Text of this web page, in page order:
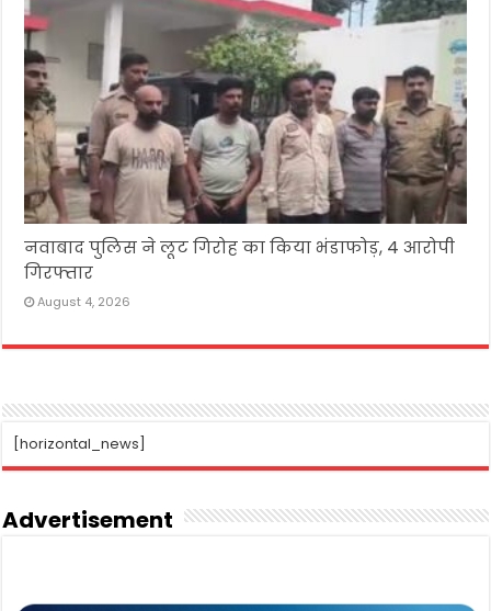
नवाबाद पुलिस ने लूट गिरोह का किया भंडाफोड़, 4 आरोपी
गिरफ्तार
August 4, 2026
[horizontal_news]
Advertisement